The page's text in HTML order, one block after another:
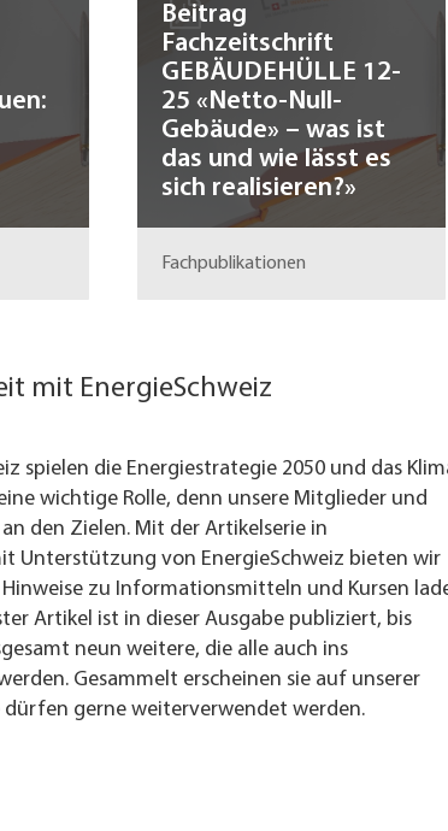
Beitrag
Fachzeitschrift
GEBÄUDEHÜLLE 12-
25 «Netto-Null-
Gebäude» – was ist
das und wie lässt es
sich realisieren?»
Fachpublikationen
mit EnergieSchweiz
spielen die Energiestrategie 2050 und das
wichtige Rolle, denn unsere Mitglieder und
den Zielen. Mit der Artikelserie in
Unterstützung von EnergieSchweiz bieten wir
Hinweise zu Informationsmitteln und Kursen
Artikel ist in dieser Ausgabe publiziert, bis
neun weitere, die alle auch ins
Gesammelt erscheinen sie auf unserer
dürfen gerne weiterverwendet werden.